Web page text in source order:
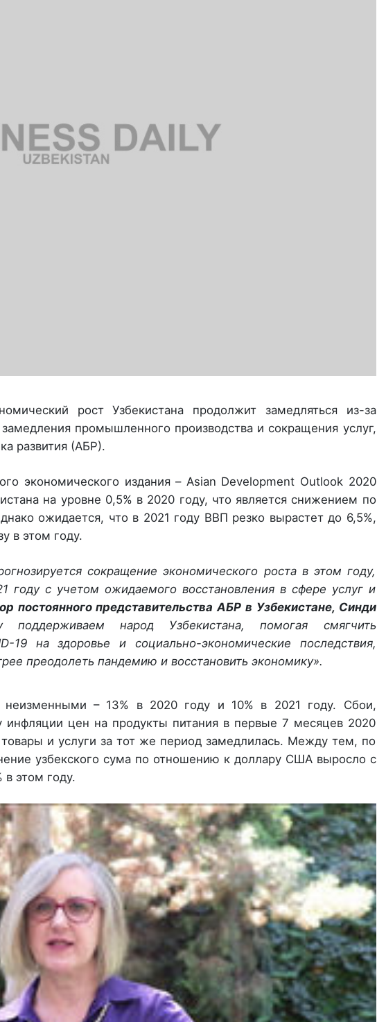
рост Узбекистана продолжит замедляться из-за
промышленного производства и сокращения услуг,
развития (АБР).
экономического издания – Asian Development Outlook 2020
на уровне 0,5% в 2020 году, что является снижением по
ожидается, что в 2021 году ВВП резко вырастет до 6,5%,
в этом году.
сокращение экономического роста в этом году,
году с учетом ожидаемого восстановления в сфере услуг и
постоянного представительства АБР в Узбекистане, Синди
народ Узбекистана, помогая смягчить
19 на здоровье и социально-экономические последствия,
преодолеть пандемию и восстановить экономику».
неизменными – 13% в 2020 году и 10% в 2021 году. Сбои,
инфляции цен на продукты питания в первые 7 месяцев 2020
и услуги за тот же период замедлилась. Между тем, по
узбекского сума по отношению к доллару США выросло с
в этом году.